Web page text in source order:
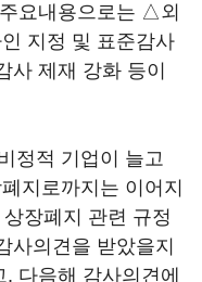
요내용으로는 △외
지정 및 표준감사
제재 강화 등이
정적 기업이 늘고
지로까지는 이어지
장폐지 관련 규정
사의견을 받았을지
다음해 감사의견에